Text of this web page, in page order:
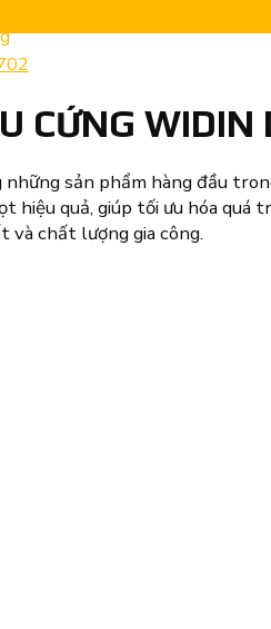
CỨNG WIDIN
sản phẩm hàng đầu
quả, giúp tối ưu hóa
và chất lượng gia công.